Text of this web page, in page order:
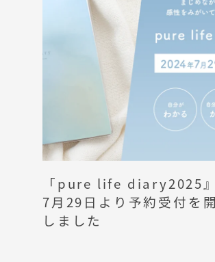
「pure life diary2025
7月29日より予約受付を
しました